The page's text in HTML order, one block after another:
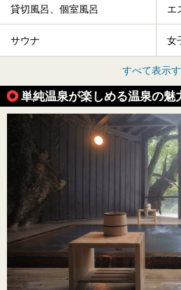
貸切風呂、個室風呂 エ
サウナ 女
すべて表示
単純温泉が楽しめる温泉の魅